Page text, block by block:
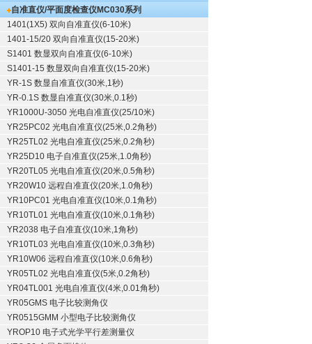
自准直仪/平面度检查仪MC030系列
1401(1X5) 双向自准直仪(6-10米)
1401-15/20 双向自准直仪(15-20米)
S1401 数显双向自准直仪(6-10米)
S1401-15 数显双向自准直仪(15-20米)
YR-1S 数显自准直仪(30米,1秒)
YR-0.1S 数显自准直仪(30米,0.1秒)
YR1000U-3050 光电自准直仪(25/10米)
YR25PC02 光电自准直仪(25米,0.2角秒)
YR25TL02 光电自准直仪(25米,0.2角秒)
YR25D10 电子自准直仪(25米,1.0角秒)
YR20TL05 光电自准直仪(20米,0.5角秒)
YR20W10 远程自准直仪(20米,1.0角秒)
YR10PC01 光电自准直仪(10米,0.1角秒)
YR10TL01 光电自准直仪(10米,0.1角秒)
YR2038 电子自准直仪(10米,1角秒)
YR10TL03 光电自准直仪(10米,0.3角秒)
YR10W06 远程自准直仪(10米,0.6角秒)
YR05TL02 光电自准直仪(5米,0.2角秒)
YR04TL001 光电自准直仪(4米,0.01角秒)
YR05GMS 电子比较测角仪
YR0515GMM 小型电子比较测角仪
YROP10 电子式光学平行差测量仪